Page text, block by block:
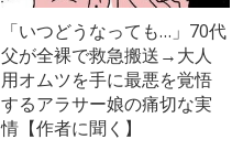
「いつどうなっても…」70代
父が全裸で救急搬送→大人
用オムツを手に最悪を覚悟
するアラサー娘の痛切な実
情【作者に聞く】